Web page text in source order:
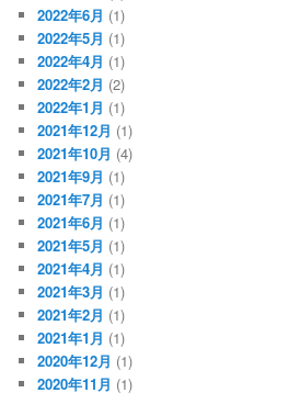
2022年6月 (1)
2022年5月 (1)
2022年4月 (1)
2022年2月 (2)
2022年1月 (1)
2021年12月 (1)
2021年10月 (4)
2021年9月 (1)
2021年7月 (1)
2021年6月 (1)
2021年5月 (1)
2021年4月 (1)
2021年3月 (1)
2021年2月 (1)
2021年1月 (1)
2020年12月 (1)
2020年11月 (1)